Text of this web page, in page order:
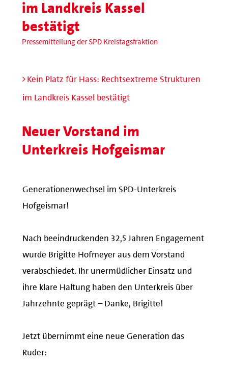
im Landkreis Kassel
bestätigt
Pressemitteilung der SPD Kreistagsfraktion
Kein Platz für Hass: Rechtsextreme Strukturen
im Landkreis Kassel bestätigt
Neuer Vorstand im
Unterkreis Hofgeismar
Generationenwechsel im SPD-Unterkreis
Hofgeismar!
Nach beeindruckenden 32,5 Jahren Engagement
wurde Brigitte Hofmeyer aus dem Vorstand
verabschiedet. Ihr unermüdlicher Einsatz und
ihre klare Haltung haben den Unterkreis über
Jahrzehnte geprägt – Danke, Brigitte!
Jetzt übernimmt eine neue Generation das
Ruder: